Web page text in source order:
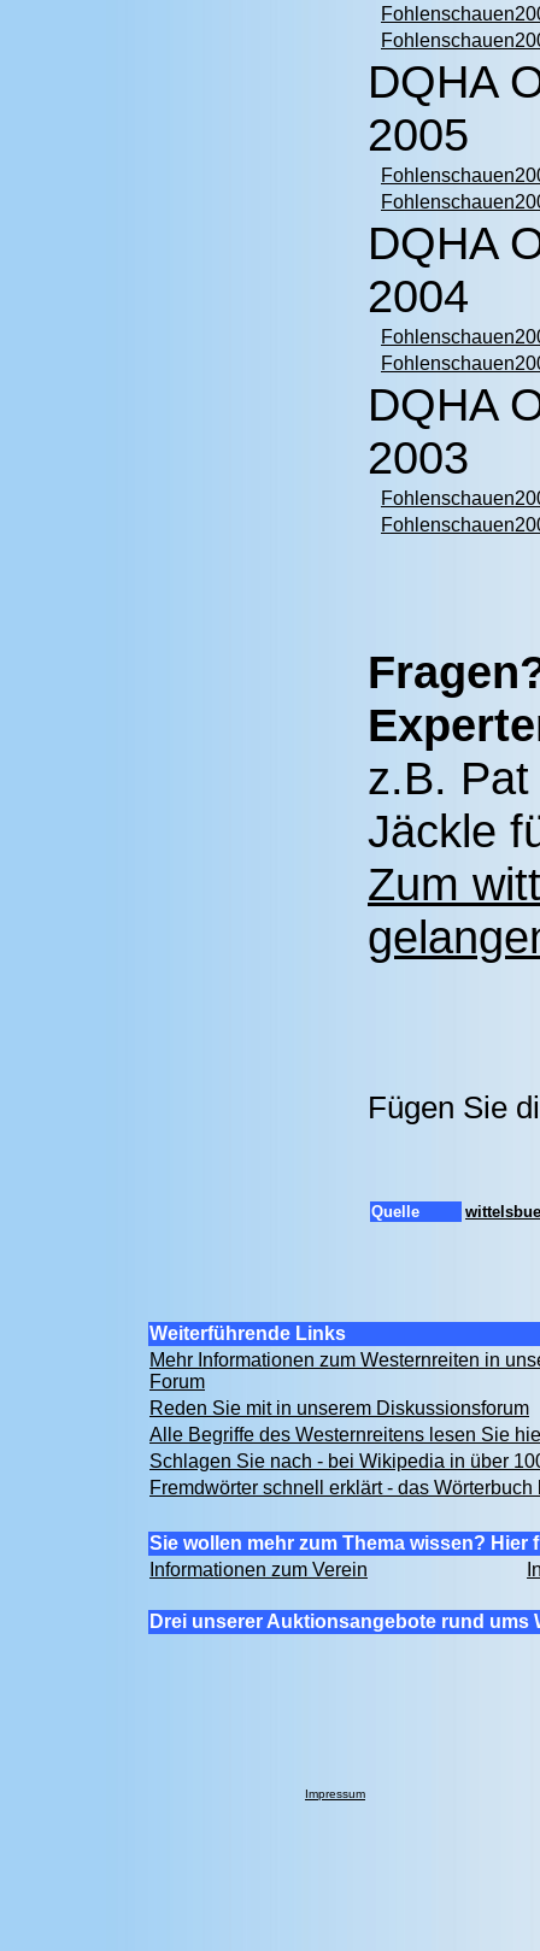
DQHA
2005
DQHA
2004
DQHA
2003
z.B.
Jäckle
Zum
Fügen Sie
Quelle
Weiterführende Links
Mehr Informationen zum Westernreiten in
Forum
Reden Sie mit in unserem Diskussionsforum
Alle Begriffe des Westernreitens lesen Sie
Schlagen Sie nach - bei Wikipedia in über
Fremdwörter schnell erklärt - das Wörterbuch
Sie wollen mehr zum Thema wissen? Hier
Informationen zum Verein
Drei unserer Auktionsangebote rund ums
Impressum